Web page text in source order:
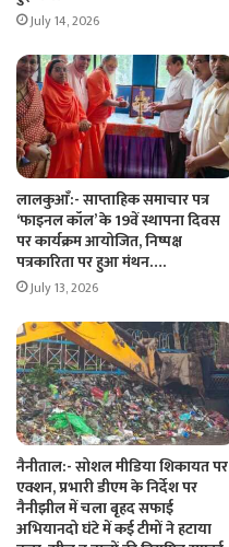
July 14, 2026
लालकुआँ:- साप्ताहिक समाचार पत्र
‘फाइनल कॉल’ के 19वें स्थापना दिवस
पर कार्यक्रम आयोजित, निष्पक्ष
पत्रकारिता पर हुआ मंथन….
July 13, 2026
नैनीताल:- सोशल मीडिया शिकायत पर
एक्शन, प्रभारी डीएम के निर्देश पर
नैनीझील में चला बृहद सफाई
अभियानदो घंटे में कई टीमों ने हटाया